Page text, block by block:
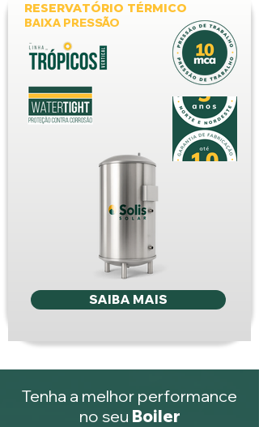
RESERVATÓRIO TÉRMICO
BAIXA PRESSÃO
SAIBA MAIS
Tenha a melhor performance
no seu Boiler